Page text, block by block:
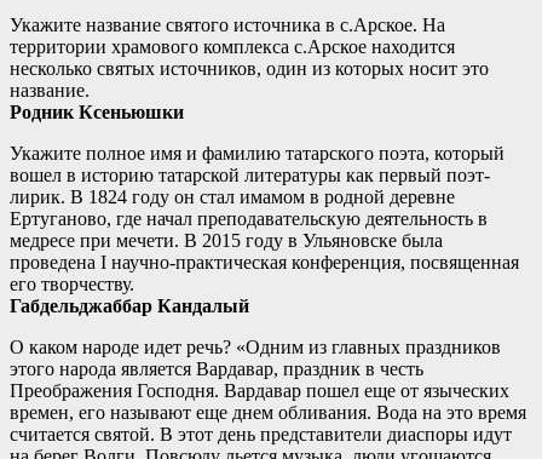
Укажите название святого источника в с.Арское. На
территории храмового комплекса с.Арское находится
несколько святых источников, один из которых носит это
название.
Родник Ксеньюшки
Укажите полное имя и фамилию татарского поэта, который
вошел в историю татарской литературы как первый поэт-
лирик. В 1824 году он стал имамом в родной деревне
Ертуганово, где начал преподавательскую деятельность в
медресе при мечети. В 2015 году в Ульяновске была
проведена I научно-практическая конференция, посвященная
его творчеству.
Габдельджаббар Кандалый
О каком народе идет речь? «Одним из главных праздников
этого народа является Вардавар, праздник в честь
Преображения Господня. Вардавар пошел еще от языческих
времен, его называют еще днем обливания. Вода на это время
считается святой. В этот день представители диаспоры идут